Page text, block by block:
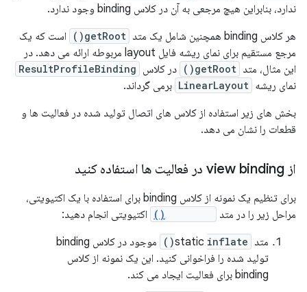
ندارد، بنابراین هیچ مرجعی به آن در کلاس binding وجود ندارد.
هر کلاس binding همچنین شامل یک متد
getRoot()
است که یک
مرجع مستقیم برای نمای ریشه فایل layout مربوطه ارائه می دهد. در
این مثال، متد getRoot() در کلاس ResultProfileBinding
نمای ریشه LinearLayout برمی گرداند.
بخش های زیر استفاده از کلاس های اتصال تولید شده در فعالیت ها و
قطعات را نشان می دهد.
از view binding در فعالیت ها استفاده کنید
برای تنظیم یک نمونه از کلاس binding برای استفاده با یک اکتیویتی،
مراحل زیر را در متد
اکتیویتی انجام دهید:
متد static inflate()
موجود در کلاس binding
تولید شده را فراخوانی کنید. این یک نمونه از کلاس
binding برای فعالیت ایجاد می کند.